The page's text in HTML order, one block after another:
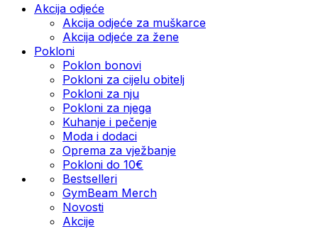
Akcija odjeće
Akcija odjeće za muškarce
Akcija odjeće za žene
Pokloni
Poklon bonovi
Pokloni za cijelu obitelj
Pokloni za nju
Pokloni za njega
Kuhanje i pečenje
Moda i dodaci
Oprema za vježbanje
Pokloni do 10€
Bestselleri
GymBeam Merch
Novosti
Akcije